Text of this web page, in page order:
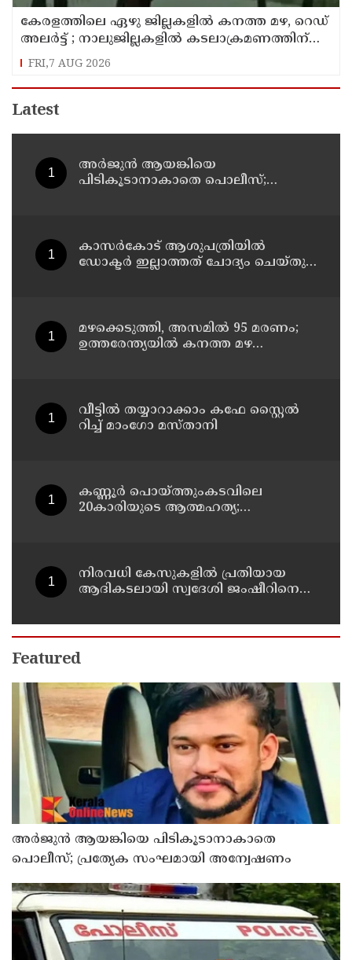
കേരളത്തിലെ ഏഴു ജില്ലകളിൽ കനത്ത മഴ, റെഡ്
അലർട്ട് ; നാലുജില്ലകളിൽ കടലാക്രമണത്തിന്
സാധ്യത
FRI,7 AUG 2026
Latest
അർജുൻ ആയങ്കിയെ
പിടികൂടാനാകാതെ പൊലീസ്;
കാസർകോട് ആശുപത്രിയിൽ
ഡോക്ടർ ഇല്ലാത്തത് ചോദ്യം ചെയ്തു ;
മഴക്കെടുത്തി, അസമിൽ 95 മരണം;
ഉത്തരേന്ത്യയില്‍ കനത്ത മഴ
വീട്ടിൽ തയ്യാറാക്കാം കഫേ സ്റ്റൈൽ
റിച്ച് മാംഗോ മസ്താനി
കണ്ണൂർ പൊയ്ത്തുംകടവിലെ
20കാരിയുടെ ആത്മഹത്യ;
നിരവധി കേസുകളിൽ പ്രതിയായ
ആദികടലായി സ്വദേശി ജംഷീറിനെ
Featured
അർജുൻ ആയങ്കിയെ പിടികൂടാനാകാതെ
പൊലീസ്; പ്രത്യേക സംഘമായി അന്വേഷണം